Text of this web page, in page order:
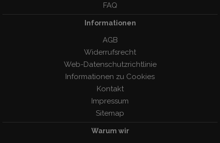
FAQ
Informationen
AGB
Widerrufsrecht
Web-Datenschutzrichtlinie
Informationen zu Cookies
Kontakt
Impressum
Sitemap
Warum wir